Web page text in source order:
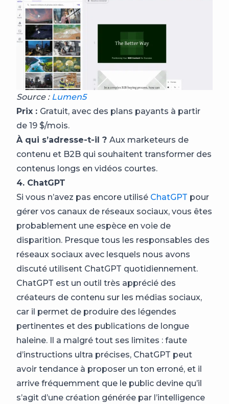
Source : Lumen5
Prix : Gratuit, avec des plans payants à partir
de 19 $/mois.
À qui s’adresse-t-il ? Aux marketeurs de
contenu et B2B qui souhaitent transformer des
contenus longs en vidéos courtes.
4. ChatGPT
Si vous n’avez pas encore utilisé ChatGPT pour
gérer vos canaux de réseaux sociaux, vous êtes
probablement une espèce en voie de
disparition. Presque tous les responsables des
réseaux sociaux avec lesquels nous avons
discuté utilisent ChatGPT quotidiennement.
ChatGPT est un outil très apprécié des
créateurs de contenu sur les médias sociaux,
car il permet de produire des légendes
pertinentes et des publications de longue
haleine. Il a malgré tout ses limites : faute
d’instructions ultra précises, ChatGPT peut
avoir tendance à proposer un ton erroné, et il
arrive fréquemment que le public devine qu’il
s’agit d’une création générée par l’intelligence